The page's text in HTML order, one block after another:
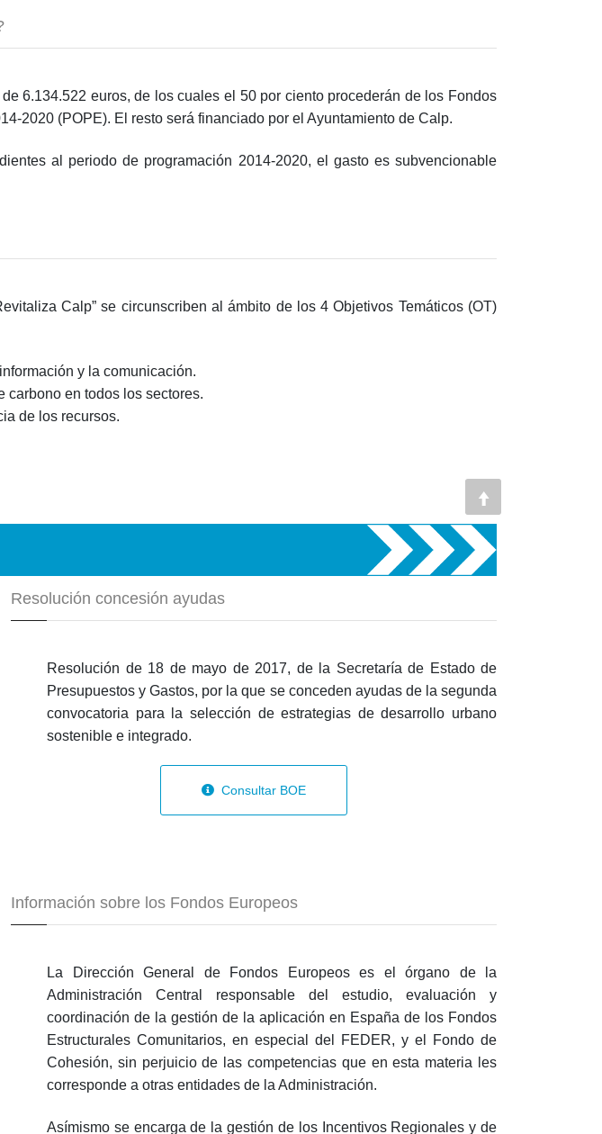
6.134.522 euros, de los cuales el 50 por ciento procederán de los Fondos
2020 (POPE). El resto será financiado por el Ayuntamiento de Calp.
al periodo de programación 2014‐2020, el gasto es subvencionable
Calp” se circunscriben al ámbito de los 4 Objetivos Temáticos (OT)
y la comunicación.
carbono en todos los sectores.
de los recursos.
Resolución concesión ayudas
Resolución de 18 de mayo de 2017, de la Secretaría de Estado de
Presupuestos y Gastos, por la que se conceden ayudas de la segunda
convocatoria para la selección de estrategias de desarrollo urbano
sostenible e integrado.
Consultar BOE
Información sobre los Fondos Europeos
La Dirección General de Fondos Europeos es el órgano de la
Administración Central responsable del estudio, evaluación y
coordinación de la gestión de la aplicación en España de los Fondos
Estructurales Comunitarios, en especial del FEDER, y el Fondo de
Cohesión, sin perjuicio de las competencias que en esta materia les
corresponde a otras entidades de la Administración.
Asímismo se encarga de la gestión de los Incentivos Regionales y de